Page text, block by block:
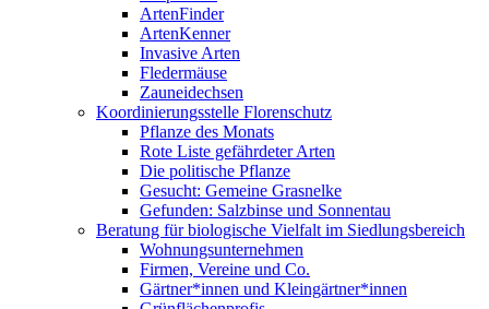
ArtenFinder
ArtenKenner
Invasive Arten
Fledermäuse
Zauneidechsen
Koordinierungsstelle Florenschutz
Pflanze des Monats
Rote Liste gefährdeter Arten
Die politische Pflanze
Gesucht: Gemeine Grasnelke
Gefunden: Salzbinse und Sonnentau
Beratung für biologische Vielfalt im Siedlungsbereich
Wohnungsunternehmen
Firmen, Vereine und Co.
Gärtner*innen und Kleingärtner*innen